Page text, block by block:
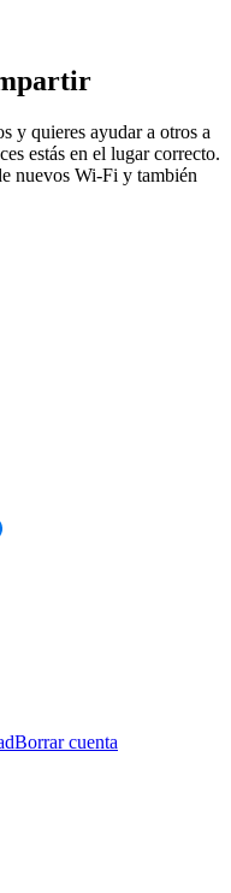
y quieres ayudar a otros a
estás en el lugar correcto.
nuevos Wi-Fi y también
Borrar cuenta